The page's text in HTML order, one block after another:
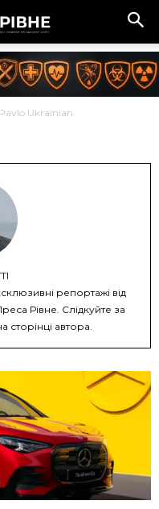
Ukrainian
репортажі від
Рівне. Слідкуйте за
сторінці автора.